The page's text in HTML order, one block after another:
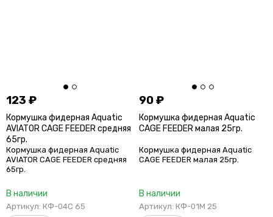
123 ₽
Кормушка фидерная Aquatic
AVIATOR CAGE FEEDER средняя
65гр.
Кормушка фидерная Aquatic
AVIATOR CAGE FEEDER средняя
65гр.
В наличии
Артикул: КФ-04С 65
90₽
Кормушка фидерная Aquatic
CAGE FEEDER малая 25гр.
Кормушка фидерная Aquatic
CAGE FEEDER малая 25гр.
В наличии
Артикул: КФ-01М 25